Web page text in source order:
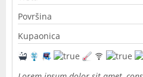
Površina
Kupaonica